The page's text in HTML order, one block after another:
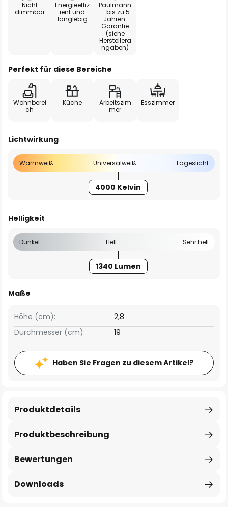
Nicht
dimmbar
Energieeffiz
ient und
langlebig
Paulmann
– bis zu 5
Jahren
Garantie
(siehe
Herstellera
ngaben)
Perfekt für diese Bereiche
Wohnberei
ch
Küche
Arbeitszim
mer
Esszimmer
Lichtwirkung
Warmweiß Universalweiß Tageslicht
4000 Kelvin
Helligkeit
Dunkel Hell Sehr hell
1340 Lumen
Maße
Höhe (cm):
2,8
Durchmesser (cm):
19
Haben Sie Fragen zu diesem Artikel?
Produktbeschreibung
Produktdetails
Bewertungen
Downloads